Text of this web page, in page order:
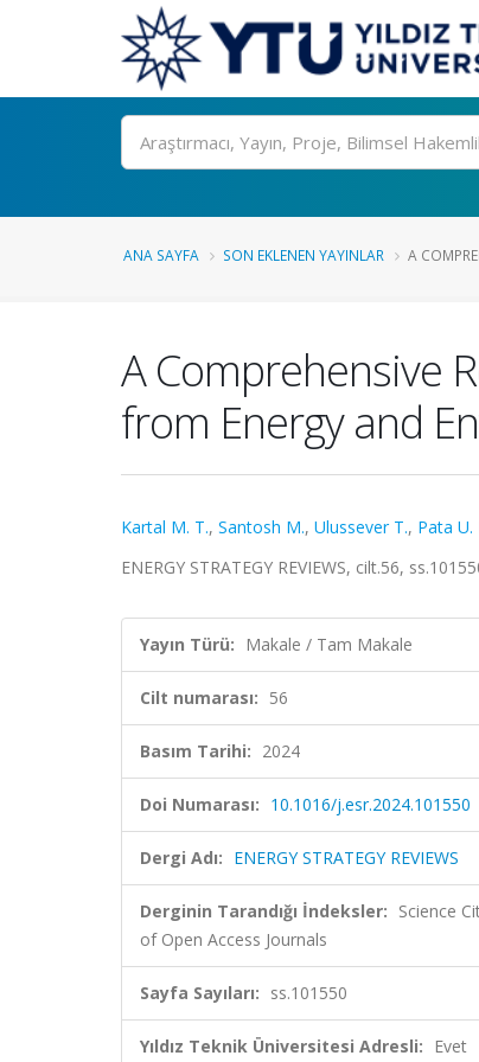
Ara
ANA SAYFA SON EKLENEN YAYINLAR A
A Comprehensive
from Energy and
Kartal M. T., Santosh M., Ulussever T., Pata U.
ENERGY STRATEGY REVIEWS, cilt.56,
Yayın Türü: Makale / Tam Makale
Cilt numarası: 56
Basım Tarihi: 2024
Doi Numarası: 10.1016/j.esr.2024.101550
Dergi Adı: ENERGY STRATEGY REVIEWS
Derginin Tarandığı İndeksler: Science
of Open Access Journals
Sayfa Sayıları: ss.101550
Yıldız Teknik Üniversitesi Adresli: Evet